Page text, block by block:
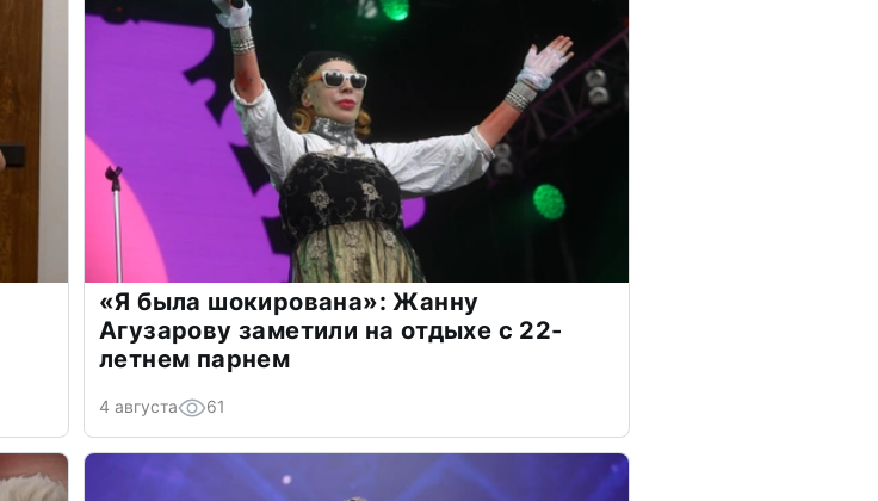
«Я была шокирована»: Жанну
Агузарову заметили на отдыхе с 22-
летнем парнем
4 августа 61